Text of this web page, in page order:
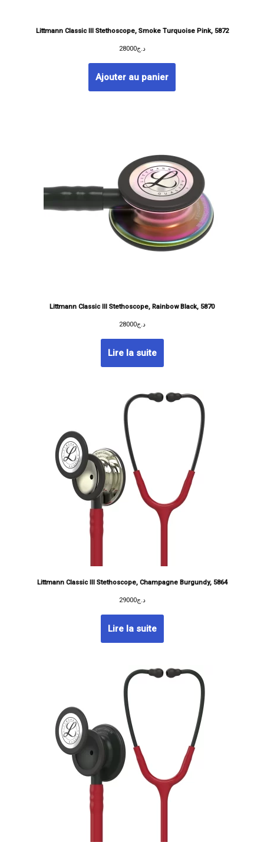
Littmann Classic III Stethoscope, Smoke Turquoise Pink, 5872
د.ج28000
Ajouter au panier
Littmann Classic III Stethoscope, Rainbow Black, 5870
د.ج28000
Lire la suite
Littmann Classic III Stethoscope, Champagne Burgundy, 5864
د.ج29000
Lire la suite